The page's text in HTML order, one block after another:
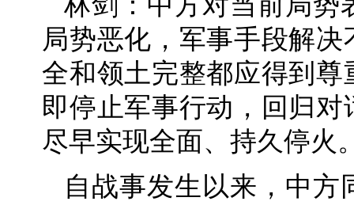
局势恶化，军事手段解
全和领土完整都应得到
即停止军事行动，回归
尽早实现全面、持久停火
自战事发生以来，中方